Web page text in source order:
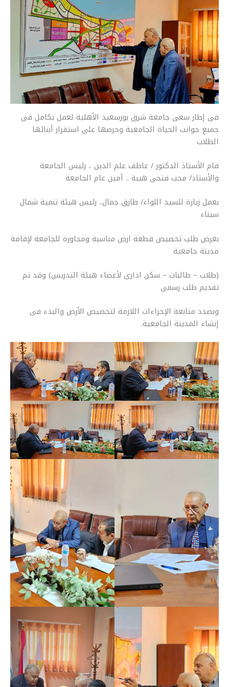
b
o
o
k
e
n
g
e
r
s
A
p
p
L
i
n
k
e
فى إطار سعى جامعة شرق بورسعيد الأهلية لعمل تكامل فى
جميع جوانب الحياة الجامعية وحرصها على استقرار أبنائها
الطلاب
قام الأستاذ الدكتور / عاطف علم الدين .. رئيس الجامعة
والأستاذ/ محب فتحى هيبة .. أمين عام الجامعة
بعمل زيارة للسيد اللواء/ طارق جمال.. رئيس هيئة تنمية شمال
سيناء
بغرض طلب تخصيص قطعة ارض مناسبة ومجاورة للجامعة لإقامة
مدينة جامعية
(طلاب – طالبات – سكن ادارى لأعضاء هيئة التدريس) وقد تم
تقديم طلب رسمى
وبصدد متابعة الإجراءات اللازمة لتخصيص الأرض والبدء فى
إنشاء المدينة الجامعية.